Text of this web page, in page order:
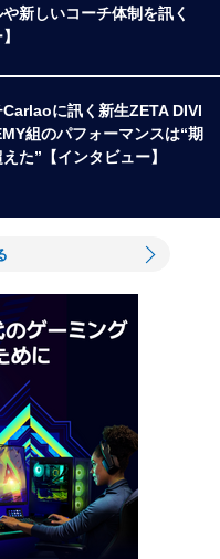
新しいコーチ体制を訊く
に訊く新生ZETA DIVI
組のパフォーマンスは“期
た”【インタビュー】